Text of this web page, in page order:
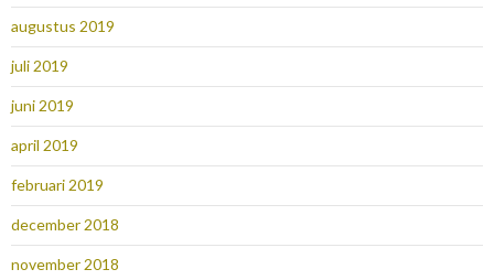
augustus 2019
juli 2019
juni 2019
april 2019
februari 2019
december 2018
november 2018